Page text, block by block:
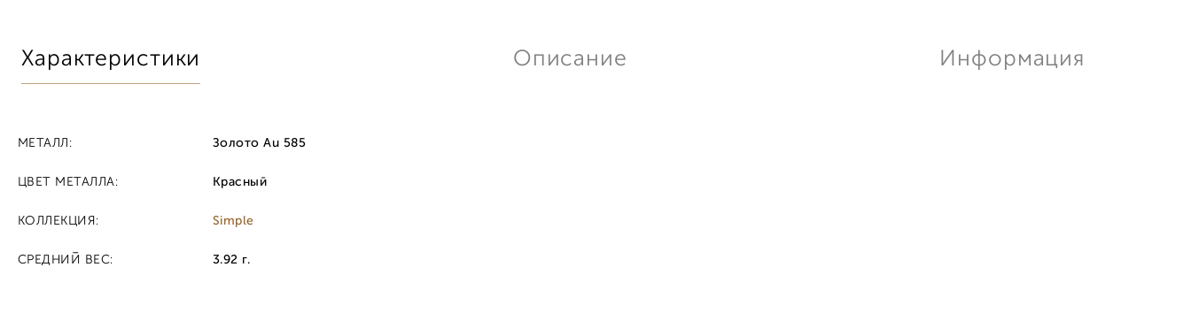
Характеристики Описание Информация
МЕТАЛЛ: Золото Au 585
ЦВЕТ МЕТАЛЛА: Красный
КОЛЛЕКЦИЯ: Simple
СРЕДНИЙ ВЕС: 3.92 г.